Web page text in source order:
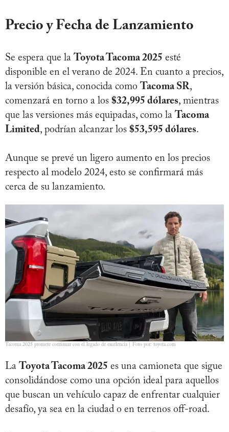
Precio y Fecha de Lanzamiento
Se espera que la Toyota Tacoma 2025 esté
disponible en el verano de 2024. En cuanto a precios,
la versión básica, conocida como Tacoma SR,
comenzará en torno a los $32,995 dólares, mientras
que las versiones más equipadas, como la Tacoma
Limited, podrían alcanzar los $53,595 dólares.
Aunque se prevé un ligero aumento en los precios
respecto al modelo 2024, esto se confirmará más
cerca de su lanzamiento.
Tacoma 2025 promete continuar con el legado de excelencia | Foto por: toyota.com
La Toyota Tacoma 2025 es una camioneta que sigue
consolidándose como una opción ideal para aquellos
que buscan un vehículo capaz de enfrentar cualquier
desafío, ya sea en la ciudad o en terrenos off-road.